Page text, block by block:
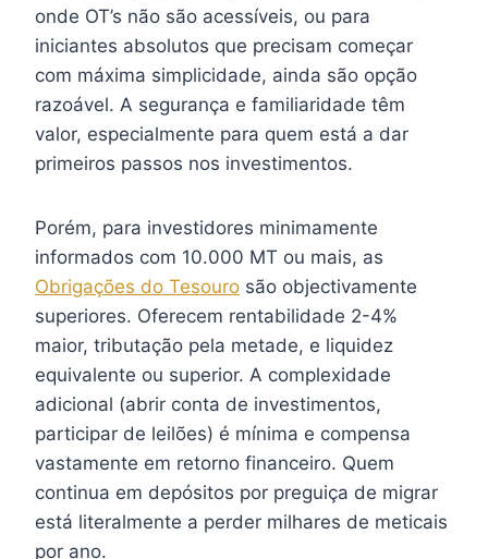
onde OT’s não são acessíveis, ou para
iniciantes absolutos que precisam começar
com máxima simplicidade, ainda são opção
razoável. A segurança e familiaridade têm
valor, especialmente para quem está a dar
primeiros passos nos investimentos.
Porém, para investidores minimamente
informados com 10.000 MT ou mais, as
Obrigações do Tesouro são objectivamente
superiores. Oferecem rentabilidade 2-4%
maior, tributação pela metade, e liquidez
equivalente ou superior. A complexidade
adicional (abrir conta de investimentos,
participar de leilões) é mínima e compensa
vastamente em retorno financeiro. Quem
continua em depósitos por preguiça de migrar
está literalmente a perder milhares de meticais
por ano.